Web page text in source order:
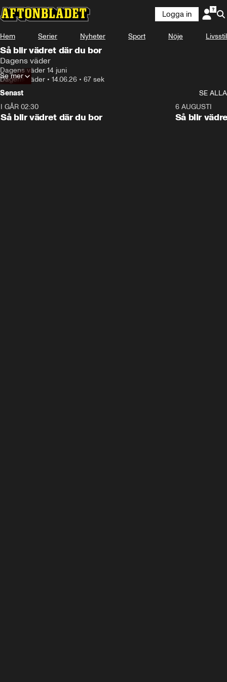
Logga in
Hem Serier Nyheter Sport Nöje Livsstil
Så blir vädret där du bor
Dagens väder
Dagens väder 14 juni
Dagens väder • 14.06.26 • 67 sek
Se mer
Senast
SE ALLA
I GÅR 02:30
Så blir vädret där du bor
6 AUGUSTI
Så blir